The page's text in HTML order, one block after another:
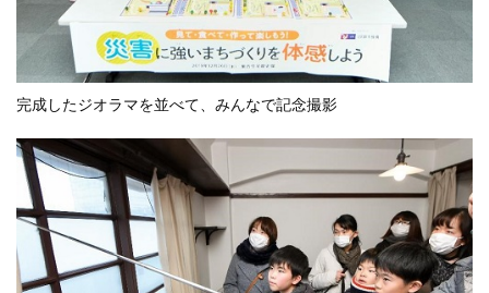
完成したジオラマを並べて、みんなで記念撮影